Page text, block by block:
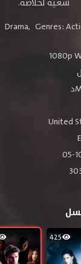
سعيه لخلاصه.
Drama, Genres:
1080p